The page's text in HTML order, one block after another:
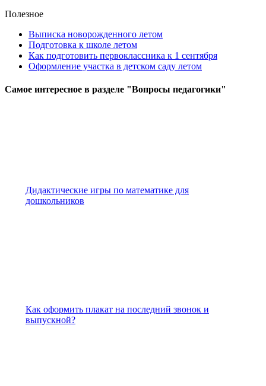
Полезное
Выписка новорожденного летом
Подготовка к школе летом
Как подготовить первоклассника к 1 сентября
Оформление участка в детском саду летом
Самое интересное в разделе "Вопросы педагогики"
Дидактические игры по математике для
дошкольников
Как оформить плакат на последний звонок и
выпускной?